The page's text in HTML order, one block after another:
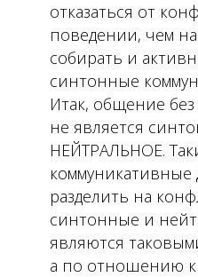
отказаться от
поведении, чем
собирать и
синтонные
Итак, общение
не является
НЕЙТРАЛЬНОЕ.
разделить на
синтонные и
являются
а по отношению